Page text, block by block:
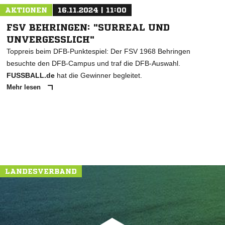
AKTIONEN 16.11.2024 | 11:00
FSV BEHRINGEN: "SURREAL UND
UNVERGESSLICH"
Toppreis beim DFB-Punktespiel: Der FSV 1968 Behringen
besuchte den DFB-Campus und traf die DFB-Auswahl.
FUSSBALL.de hat die Gewinner begleitet.
Mehr lesen
LANDESVERBAND